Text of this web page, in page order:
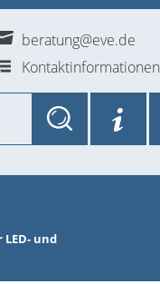
LED- und
beratung@eve.de
Kontaktinformationen